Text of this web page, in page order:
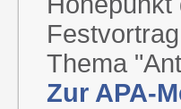
Thema
Zur APA-